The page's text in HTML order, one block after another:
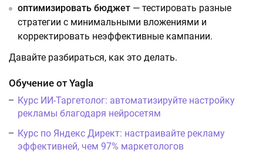
оптимизировать бюджет — тестировать разные
стратегии с минимальными вложениями и
корректировать неэффективные кампании.
Давайте разбираться, как это делать.
Обучение от Yagla
Курс ИИ-Таргетолог: автоматизируйте настройку
рекламы благодаря нейросетям
Курс по Яндекс Директ: настраивайте рекламу
эффективней, чем 97% маркетологов